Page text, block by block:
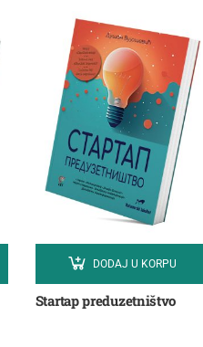
Startap preduzetništvo
DODAJ U KORPU